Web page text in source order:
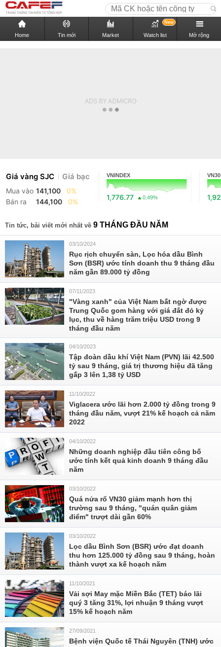
Home Tin mới Market Watch list
New
Mở rộng
Giá vàng SJC Giá bạc
Mua vào 141,100
0%
Bán ra
144,100 0%
VNINDEX
1,776.77 0.49%
VN30
Tin tức, bài viết mới nhất về 9 THÁNG ĐẦU NĂM
03/10/2024
Rục rịch chuyển sàn, Lọc hóa dầu Bình
Sơn (BSR) ước tính doanh thu 9 tháng đầu
năm gần 89.000 tỷ đồng
07/11/2023
"Vàng xanh" của Việt Nam bất ngờ được
Trung Quốc gom hàng với giá đắt đỏ kỷ
lục, thu về hàng trăm triệu USD trong 9
tháng đầu năm
04/10/2023
Tập đoàn dầu khí Việt Nam (PVN) lãi 42.500
tỷ sau 9 tháng, giá trị thương hiệu đã tăng
gấp 3 lên 1,38 tỷ USD
11/10/2022
Viglacera ước lãi hơn 2.000 tỷ đồng trong 9
tháng đầu năm, vượt 21% kế hoạch cả năm
2022
04/10/2022
Những doanh nghiệp đầu tiên công bố
ước tính kết quả kinh doanh 9 tháng đầu
năm
03/10/2022
Quá nửa rổ VN30 giảm mạnh hơn thị
trường sau 9 tháng, "quán quân giảm
điểm" trượt dài gần 60%
03/10/2022
Lọc dầu Bình Sơn (BSR) ước đạt doanh
thu hơn 125.000 tỷ đồng sau 9 tháng, hoàn
thành vượt xa kế hoạch năm
11/10/2021
Vải sợi May mặc Miền Bắc (TET) báo lãi
quý 3 tăng 31%, lợi nhuận 9 tháng vượt
15% kế hoạch năm
27/09/2021
Bệnh viện Quốc tế Thái Nguyên (TNH) ước